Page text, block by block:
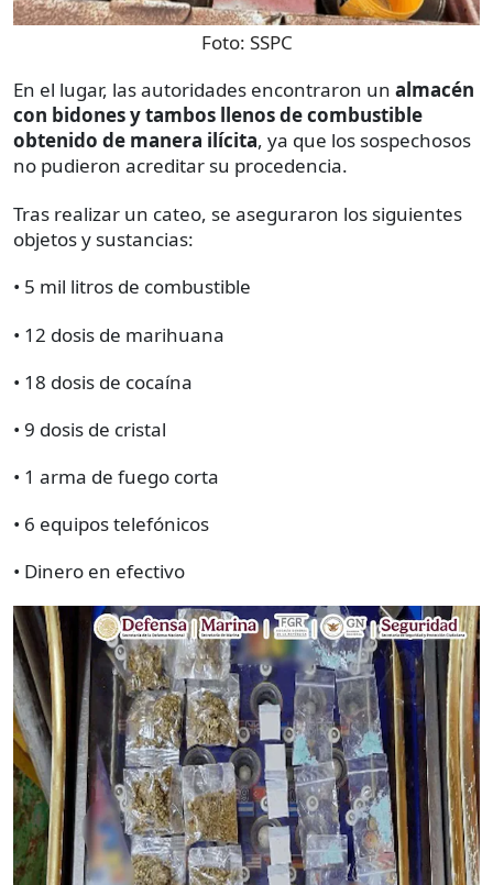
Foto: SSPC
En el lugar, las autoridades encontraron un almacén
con bidones y tambos llenos de combustible
obtenido de manera ilícita, ya que los sospechosos
no pudieron acreditar su procedencia.
Tras realizar un cateo, se aseguraron los siguientes
objetos y sustancias:
• 5 mil litros de combustible
• 12 dosis de marihuana
• 18 dosis de cocaína
• 9 dosis de cristal
• 1 arma de fuego corta
• 6 equipos telefónicos
• Dinero en efectivo